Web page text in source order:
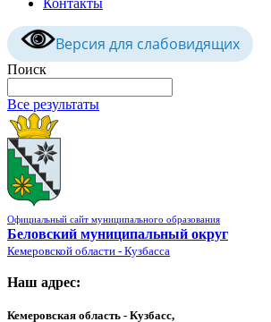
Контакты
Версия для слабовидящих
Поиск
Все результаты
Официальный сайт муниципального образования
Беловский муниципальный округ
Кемеровской области - Кузбасса
Наш адрес:
Кемеровская область - Кузбасс,